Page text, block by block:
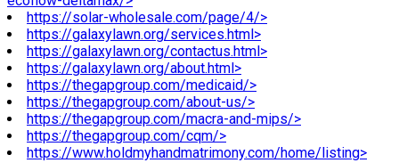
https://solar-wholesale.com/page/4/>
https://galaxylawn.org/services.html>
https://galaxylawn.org/contactus.html>
https://galaxylawn.org/about.html>
https://thegapgroup.com/medicaid/>
https://thegapgroup.com/about-us/>
https://thegapgroup.com/macra-and-mips/>
https://thegapgroup.com/cqm/>
https://www.holdmyhandmatrimony.com/home/listing>